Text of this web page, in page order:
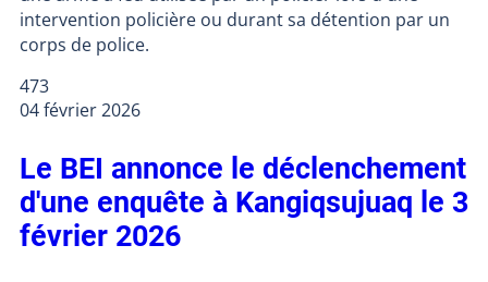
intervention policière ou durant sa détention par un
corps de police.
473
04 février 2026
Le BEI annonce le déclenchement
d'une enquête à Kangiqsujuaq le 3
février 2026